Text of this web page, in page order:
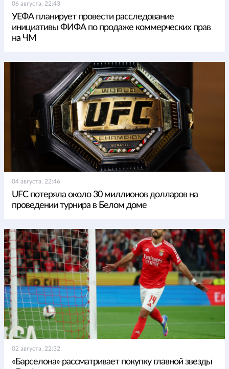
06 августа, 22:43
УЕФА планирует провести расследование
инициативы ФИФА по продаже коммерческих прав
на ЧМ
04 августа, 22:46
UFC потеряла около 30 миллионов долларов на
проведении турнира в Белом доме
02 августа, 22:32
«Барселона» рассматривает покупку главной звезды